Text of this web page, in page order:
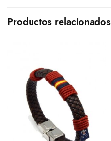
Productos relacionados